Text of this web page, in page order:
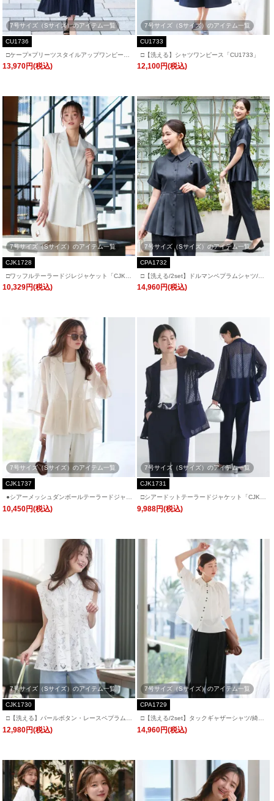
7号サイズ（Sサイズ）のアイテム一覧
CU1736
□ケープ×プリーツスタイルアップワンピース
「CU1736」
13,970円(税込)
7号サイズ（Sサイズ）のアイテム一覧
CU1733
□【洗える】シャツワンピース「CU1733」
12,100円(税込)
7号サイズ（Sサイズ）のアイテム一覧
CJK1728
□ワッフルテーラードジレジャケット「CJK1
728」
10,329円(税込)
7号サイズ（Sサイズ）のアイテム一覧
CPA1732
□【洗える/2set】ドルマンペプラムシャツ/綺
麗シルエット・テーパードパンツ「CPA173
14,960円(税込)
7号サイズ（Sサイズ）のアイテム一覧
CJK1737
●シアーメッシュダンボールテーラードジャケ
ット「CJK1737」
10,450円(税込)
7号サイズ（Sサイズ）のアイテム一覧
CJK1731
□シアードットテーラードジャケット「CJK1
731」
9,988円(税込)
7号サイズ（Sサイズ）のアイテム一覧
CJK1730
□【洗える】パールボタン・レースペプラムジ
レ「CJK1730」
12,980円(税込)
7号サイズ（Sサイズ）のアイテム一覧
CPA1729
□【洗える/2set】タックギャザーシャツ/綺麗
シルエット・ワイドパンツ「CPA1729」/ フ
14,960円(税込)